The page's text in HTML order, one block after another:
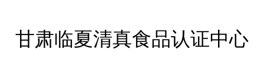
甘肃临夏清真食品认证中心